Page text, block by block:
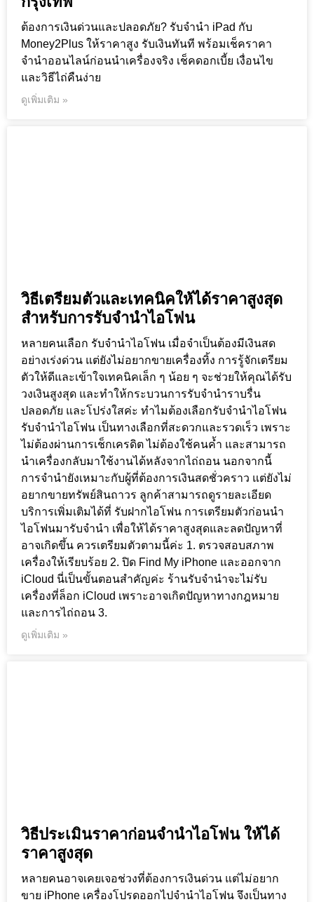
ต้องการเงินด่วนและปลอดภัย? รับจำนำ iPad กับ
Money2Plus ให้ราคาสูง รับเงินทันที พร้อมเช็คราคา
จำนำออนไลน์ก่อนนำเครื่องจริง เช็คดอกเบี้ย เงื่อนไข
และวิธีไถ่คืนง่าย
ดูเพิ่มเติม »
วิธีเตรียมตัวและเทคนิคให้ได้ราคาสูงสุด
สำหรับการรับจำนำไอโฟน
หลายคนเลือก รับจำนำไอโฟน เมื่อจำเป็นต้องมีเงินสด
อย่างเร่งด่วน แต่ยังไม่อยากขายเครื่องทิ้ง การรู้จักเตรียม
ตัวให้ดีและเข้าใจเทคนิคเล็ก ๆ น้อย ๆ จะช่วยให้คุณได้รับ
วงเงินสูงสุด และทำให้กระบวนการรับจำนำราบรื่น
ปลอดภัย และโปร่งใสค่ะ ทำไมต้องเลือกรับจำนำไอโฟน
รับจำนำไอโฟน เป็นทางเลือกที่สะดวกและรวดเร็ว เพราะ
ไม่ต้องผ่านการเช็กเครดิต ไม่ต้องใช้คนค้ำ และสามารถ
นำเครื่องกลับมาใช้งานได้หลังจากไถ่ถอน นอกจากนี้
การจำนำยังเหมาะกับผู้ที่ต้องการเงินสดชั่วคราว แต่ยังไม่
อยากขายทรัพย์สินถาวร ลูกค้าสามารถดูรายละเอียด
บริการเพิ่มเติมได้ที่ รับฝากไอโฟน การเตรียมตัวก่อนนำ
ไอโฟนมารับจำนำ เพื่อให้ได้ราคาสูงสุดและลดปัญหาที่
อาจเกิดขึ้น ควรเตรียมตัวตามนี้ค่ะ 1. ตรวจสอบสภาพ
เครื่องให้เรียบร้อย 2. ปิด Find My iPhone และออกจาก
iCloud นี่เป็นขั้นตอนสำคัญค่ะ ร้านรับจำนำจะไม่รับ
เครื่องที่ล็อก iCloud เพราะอาจเกิดปัญหาทางกฎหมาย
และการไถ่ถอน 3.
ดูเพิ่มเติม »
วิธีประเมินราคาก่อนจำนำไอโฟน ให้ได้
ราคาสูงสุด
หลายคนอาจเคยเจอช่วงที่ต้องการเงินด่วน แต่ไม่อยาก
ขาย iPhone เครื่องโปรดออกไปจำนำไอโฟน จึงเป็นทาง